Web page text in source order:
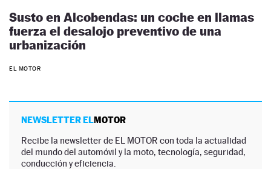
Susto en Alcobendas: un coche en llamas
fuerza el desalojo preventivo de una
urbanización
EL MOTOR
NEWSLETTER ELMOTOR
Recibe la newsletter de EL MOTOR con toda la actualidad
del mundo del automóvil y la moto, tecnología, seguridad,
conducción y eficiencia.